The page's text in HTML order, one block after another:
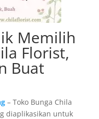
Memilih
Florist,
Buat
– Toko Bunga Chila
diaplikasikan untuk